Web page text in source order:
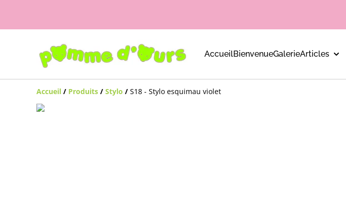
AccueilBienvenueGalerieArticles
Accueil / Produits / Stylo / S18 - Stylo esquimau violet